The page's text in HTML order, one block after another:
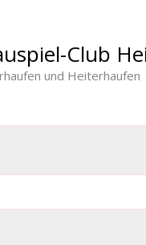
Club
und Heiterhaufen